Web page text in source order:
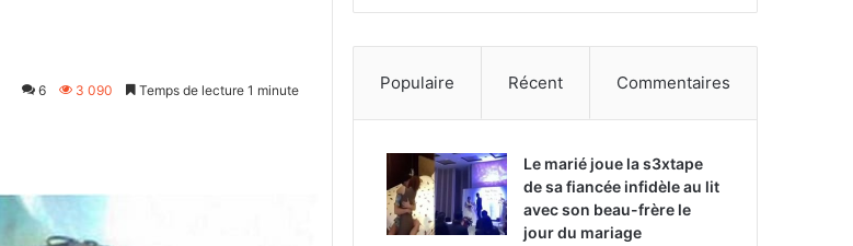
6 3 090 Temps de lecture 1 minute Populaire Récent Commentaires
Le marié joue la s3xtape
de sa fiancée infidèle au lit
avec son beau-frère le
jour du mariage